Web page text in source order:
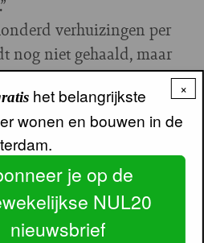
verhuizingen per
nog niet gehaald, maar
heeft wel tot
belangrijkste
huidige huur na
gaat en dat huurders niet
van de eigen
De keuze is dus
×
het belangrijkste
wonen en bouwen in de
je op de
NUL20
nieuwsbrief